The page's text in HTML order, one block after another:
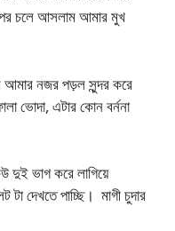
চলে আসলাম আমার মুখ
নজর পড়ল সুন্দর করে
ভোদা, এটার কোন বর্ননা
ভাগ করে লাগিয়ে
দেখতে পাচ্ছি। মাগী চুদার